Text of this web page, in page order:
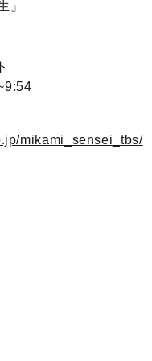
』
mikami_sensei_tbs/